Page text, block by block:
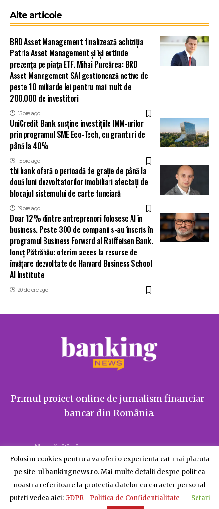
Alte articole
BRD Asset Management finalizează achiziția
Patria Asset Management și își extinde
prezența pe piața ETF. Mihai Purcărea: BRD
Asset Management SAI gestionează active de
peste 10 miliarde lei pentru mai mult de
200.000 de investitori
15 ore ago
UniCredit Bank susține investițiile IMM-urilor
prin programul SME Eco-Tech, cu granturi de
până la 40%
15 ore ago
tbi bank oferă o perioadă de grație de până la
două luni dezvoltatorilor imobiliari afectați de
blocajul sistemului de carte funciară
19 ore ago
Doar 12% dintre antreprenori folosesc AI în
business. Peste 300 de companii s-au înscris în
programul Business Forward al Raiffeisen Bank.
Ionuț Pătrăhău: oferim acces la resurse de
învățare dezvoltate de Harvard Business School
AI Institute
20 de ore ago
Primul proiect online de jurnalism financiar-
bancar din România.
Ne găsiți și pe
Despre BankingNews Contact Publicitate
Folosim cookies pentru a va oferi o experienta cat mai placuta
pe site-ul bankingnews.ro. Mai multe detalii despre politica
noastra referitoare la protectia datelor cu caracter personal
puteti vedea aici: GDPR - Politica de Confidentialitate Setari